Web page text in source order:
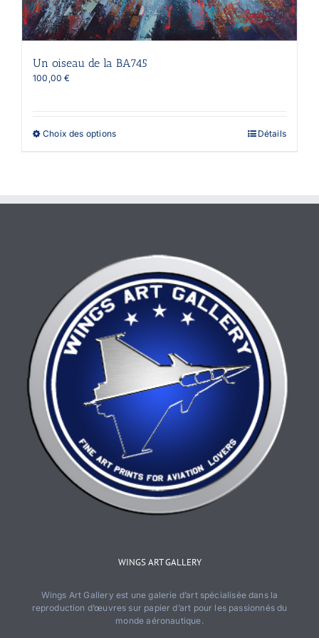
Un oiseau de la BA745
100,00€
Choix des optionsCe
sur
page
du
produit
Détails
WINGS ART GALLERY
Wings Art Gallery est une galerie d’art spécialisée dans la
reproduction d’œuvres sur papier d’art pour les passionnés du
monde aéronautique.